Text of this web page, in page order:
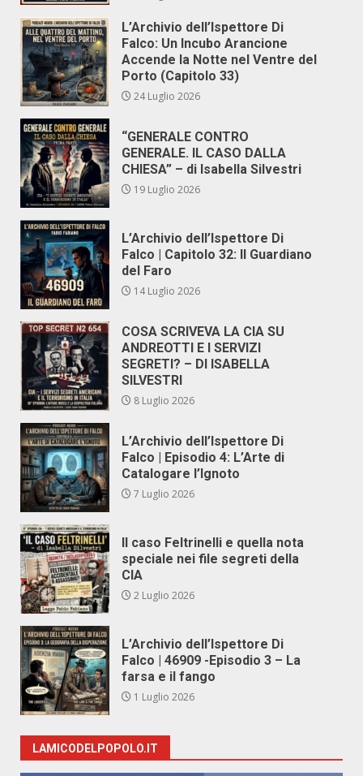
L’Archivio dell’Ispettore Di
Falco: Un Incubo Arancione
Accende la Notte nel Ventre del
Porto (Capitolo 33)
24 Luglio 2026
“GENERALE CONTRO
GENERALE. IL CASO DALLA
CHIESA” – di Isabella Silvestri
19 Luglio 2026
L’Archivio dell’Ispettore Di
Falco | Capitolo 32: Il Guardiano
del Faro
14 Luglio 2026
COSA SCRIVEVA LA CIA SU
ANDREOTTI E I SERVIZI
SEGRETI? – DI ISABELLA
SILVESTRI
8 Luglio 2026
L’Archivio dell’Ispettore Di
Falco | Episodio 4: L’Arte di
Catalogare l’Ignoto
7 Luglio 2026
Il caso Feltrinelli e quella nota
speciale nei file segreti della
CIA
2 Luglio 2026
L’Archivio dell’Ispettore Di
Falco | 46909 -Episodio 3 – La
farsa e il fango
1 Luglio 2026
LAMICODELPOPOLO.IT